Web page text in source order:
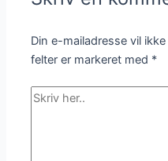
Din e-mailadresse vil
felter er markeret med *
Skriv